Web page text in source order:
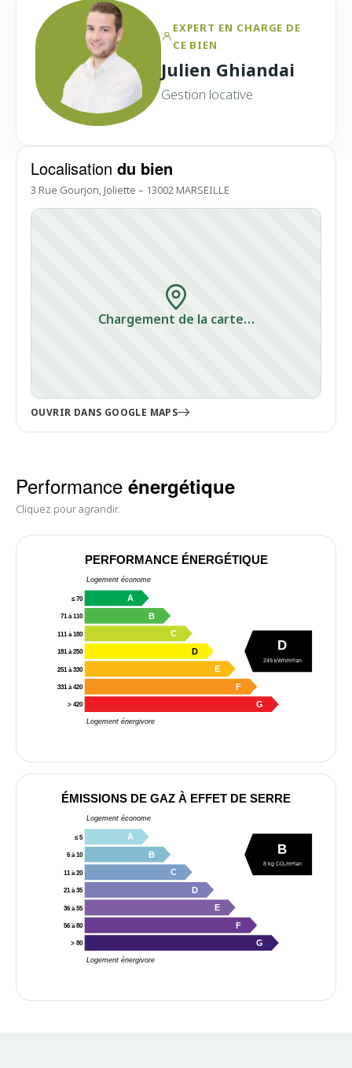
Localisation du bien
3 Rue Gourjon, Joliette – 13002 MARSEILLE
Chargement de la carte…
OUVRIR DANS GOOGLE MAPS
EXPERT EN CHARGE DE
CE BIEN
Julien Ghiandai
Gestion locative
Performance énergétique
Cliquez pour agrandir.
PERFORMANCE ÉNERGÉTIQUE
Logement économe
Logement énergivore
≤ 70 A
71 à 110 B
111 à 180 C
181 à 250 D
251 à 330 E
331 à 420 F
> 420 G
D
249 kWh/m²/an
ÉMISSIONS DE GAZ À EFFET DE SERRE
Logement économe
Logement énergivore
≤ 5 A
6 à 10 B
11 à 20 C
21 à 35 D
36 à 55 E
56 à 80 F
> 80 G
B
8 kg CO₂/m²/an